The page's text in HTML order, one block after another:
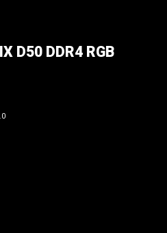
D50 DDR4 RGB